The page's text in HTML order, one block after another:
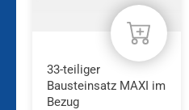
33-teiliger
Bausteinsatz MAXI im
Bezug